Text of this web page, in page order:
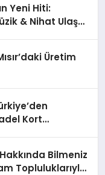
Yeni Hiti:
& Nihat Ulaş
Üretim
Kort
Bilmeniz
Topluluklarıyla